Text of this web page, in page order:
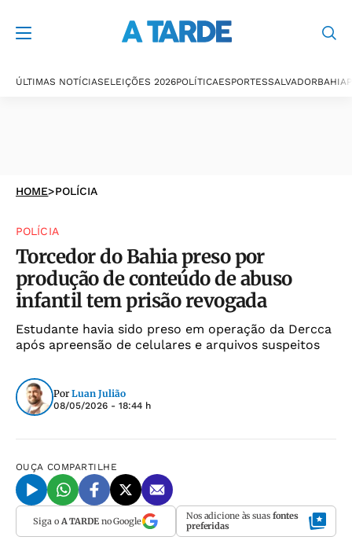
ÚLTIMAS NOTÍCIASELEIÇÕES 2026POLÍTICAESPORTESSALVADORBAHIA
HOME>POLÍCIA
POLÍCIA
Torcedor do Bahia preso por
produção de conteúdo de abuso
infantil tem prisão revogada
Estudante havia sido preso em operação da Dercca
após apreensão de celulares e arquivos suspeitos
Por Luan Julião
08/05/2026 - 18:44 h
OUÇA COMPARTILHE
Siga o A TARDEno Google Nos adicione às suas fontes
preferidas